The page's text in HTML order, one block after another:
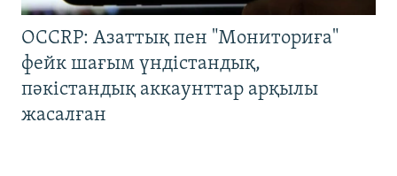
OCCRP: Азаттық пен "Мониториға"
фейк шағым үндістандық,
пәкістандық аккаунттар арқылы
жасалған